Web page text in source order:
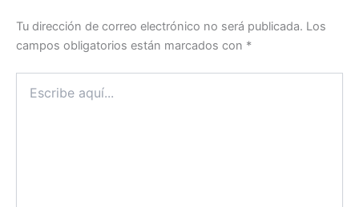
Tu dirección de correo electrónico no será publicada. Los
campos obligatorios están marcados con *
aquí...